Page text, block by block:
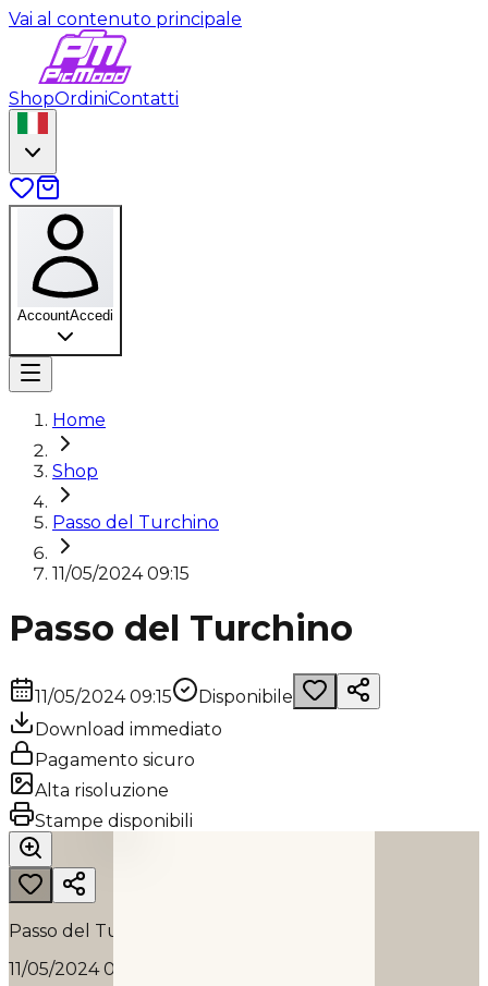
Vai al contenuto principale
ShopOrdiniContatti
AccountAccedi
Home
Shop
Passo del Turchino
11/05/2024 09:15
Passo del Turchino
11/05/2024 09:15
Disponibile
Download immediato
Pagamento sicuro
Alta risoluzione
Stampe disponibili
Passo del Turchino
11/05/2024 09:15